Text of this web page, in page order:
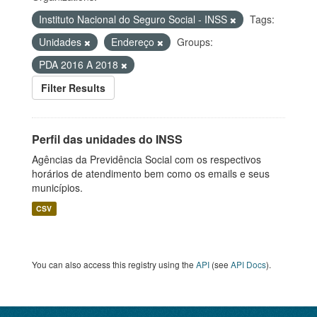
Instituto Nacional do Seguro Social - INSS
Tags:
Unidades
Endereço
Groups:
PDA 2016 A 2018
Filter Results
Perfil das unidades do INSS
Agências da Previdência Social com os respectivos
horários de atendimento bem como os emails e seus
municípios.
CSV
You can also access this registry using the API (see API Docs).